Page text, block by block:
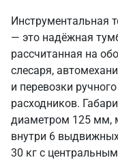
Инструментальная
— это надёжная
рассчитанная на
слесаря,
и перевозки
расходников.
диаметром 125 мм,
внутри 6
30 кг с